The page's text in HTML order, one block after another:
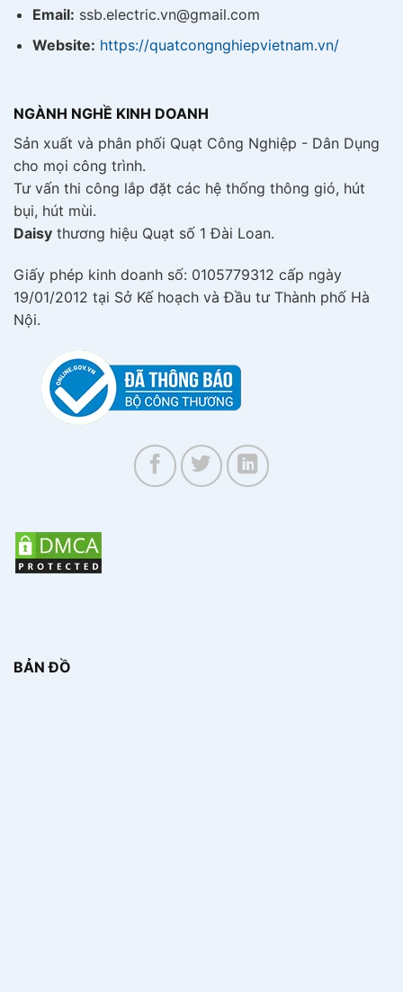
Email: ssb.electric.vn@gmail.com
Website: https://quatcongnghiepvietnam.vn/
NGÀNH NGHỀ KINH DOANH
Sản xuất và phân phối Quạt Công Nghiệp - Dân Dụng
cho mọi công trình.
Tư vấn thi công lắp đặt các hệ thống thông gió, hút
bụi, hút mùi.
Daisy thương hiệu Quạt số 1 Đài Loan.
Giấy phép kinh doanh số: 0105779312 cấp ngày
19/01/2012 tại Sở Kế hoạch và Đầu tư Thành phố Hà
Nội.
BẢN ĐỒ